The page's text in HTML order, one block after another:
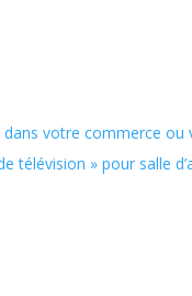
votre commerce ou
télévision » pour salle